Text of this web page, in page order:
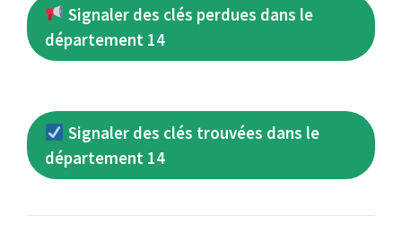
Signaler des clés perdues dans le
département 14
Signaler des clés trouvées dans le
département 14